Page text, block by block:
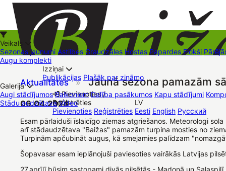
+37126545879 baizas@baizas.lv
Pievienoties /
Reģistrēties
Pievienoties Reģistrēties
LV
Eesti English Русский
Veikals
Sezonas jaunumi Astilbes Graudzāles Hostas Papardes Flokši
Augu komplekti
Kā iepirkties
Izziņai
Publikācijas Plašāk par zināmo
Galerija
Augi stādījumos Balkoniem Dalība pasākumos Kapu stādījumi
Stādu audzētava Video
Tirdzniecības vietas Kontakti Dāvanu kartes Augu komplekti
Aktualitātes » Jaunā sezona pamazām
06.04.2024
Esam pārlaiduši īslaicīgo ziemas atgriešanos. Meteorologi
arī stādaudzētava "Baižas" pamazām turpina mosties no
Turpinām apčubināt augus, kā smejamies palīdzam
Šopavasar esam ieplānojuši paviesoties vairākās Latvijas